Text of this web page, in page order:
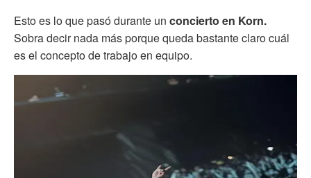
Esto es lo que pasó durante un concierto en Korn.
Sobra decir nada más porque queda bastante claro cuál
es el concepto de trabajo en equipo.